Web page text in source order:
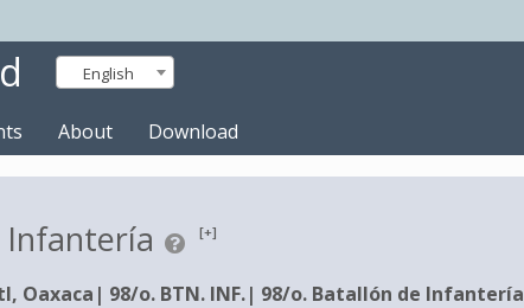
English
About Download
Infantería [+]
Oaxaca | 98/o. BTN. INF.| 98/o. Batallón de Infantería